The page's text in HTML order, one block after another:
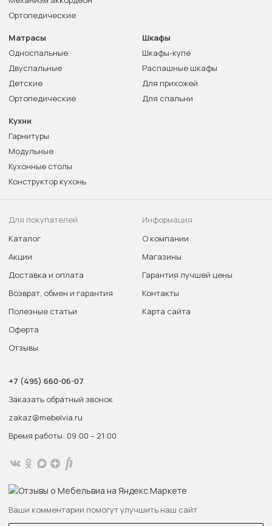
Ортопедические
Матрасы
Односпальные
Двуспальные
Детские
Ортопедические
Шкафы
Шкафы-купе
Распашные шкафы
Для прихожей
Для спальни
Кухни
Гарнитуры
Модульные
Кухонные столы
Конструктор кухонь
Для покупателей
Каталог
Акции
Доставка и оплата
Возврат, обмен и гарантия
Полезные статьи
Оферта
Отзывы
Информация
О компании
Магазины
Гарантия лучшей цены
Контакты
Карта сайта
+7 (495) 660-06-07
Заказать обратный звонок
zakaz@mebelvia.ru
Время работы: 09:00 – 21:00
Ваши комментарии помогут улучшить наш сайт